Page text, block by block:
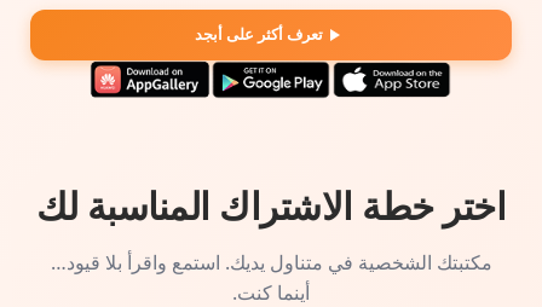
تعرف أكثر على أبجد
اختر خطة الاشتراك المناسبة لك
مكتبتك الشخصية في متناول يديك. استمع واقرأ بلا قيود…
أينما كنت.